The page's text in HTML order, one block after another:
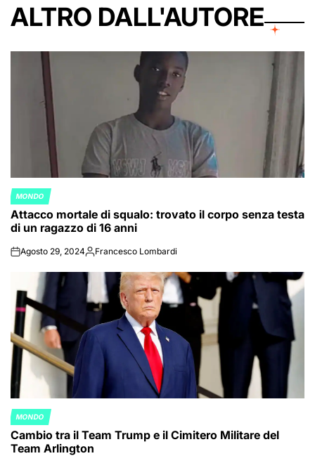
ALTRO DALL'AUTORE
POSTED
IN
MONDO
Attacco mortale di squalo: trovato il corpo senza testa
di un ragazzo di 16 anni
onAgosto 29, 2024Posted
Francesco Lombardi
POSTED
IN
MONDO
Cambio tra il Team Trump e il Cimitero Militare del
Team Arlington